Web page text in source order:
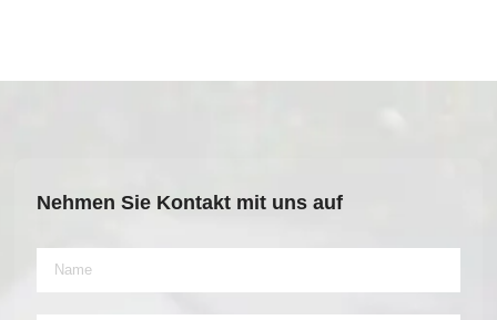
Nehmen Sie Kontakt mit uns auf